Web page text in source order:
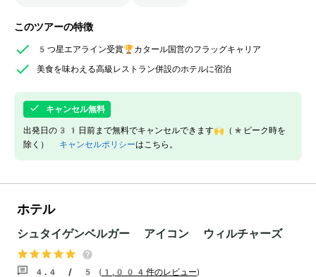
このツアーの特徴
5つ星エアライン受賞🏆カタール国営のフラッグキャリア
美食を味わえる高級レストラン併設のホテルに宿泊
キャンセル無料
出発日の31日前まで無料でキャンセルできます🙌（*ピーク時を
除く） キャンセルポリシーはこちら。
ホテル
シュタイゲンベルガー アイコン ウィルチャーズ
4.4 / 5 ( 1,004件のレビュー)